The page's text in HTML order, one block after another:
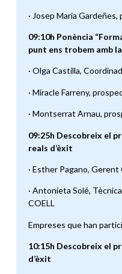
· Josep Maria
09:10h Ponència
punt ens trobem amb
· Olga Castilla,
· Miracle Farreny,
· Montserrat Arnau,
09:25h Descobreix el
reals d’èxit
· Esther Pagano, Gerent
· Antonieta Solé,
COELL
Empreses que han
10:15h Descobreix el
d’èxit